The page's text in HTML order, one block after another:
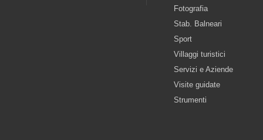
Fotografia
Stab. Balneari
Sport
Villaggi turistici
Servizi e Aziende
Visite guidate
Strumenti